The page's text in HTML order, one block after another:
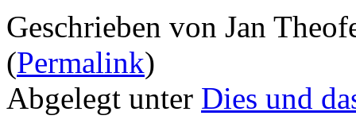
Geschrieben von Jan
(Permalink)
Abgelegt unter Dies und